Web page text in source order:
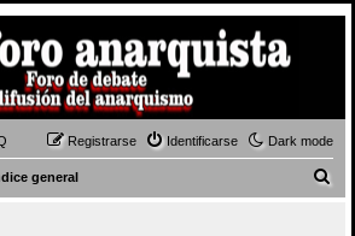
Dark mode
Identificarse
Registrarse
general